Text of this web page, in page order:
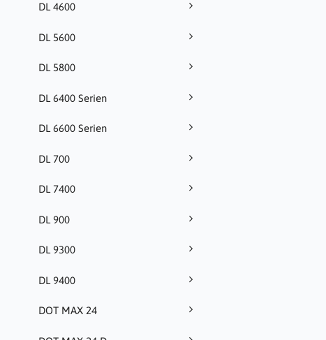
DL 4600
DL 5600
DL 5800
DL 6400 Serien
DL 6600 Serien
DL 700
DL 7400
DL 900
DL 9300
DL 9400
DOT MAX 24